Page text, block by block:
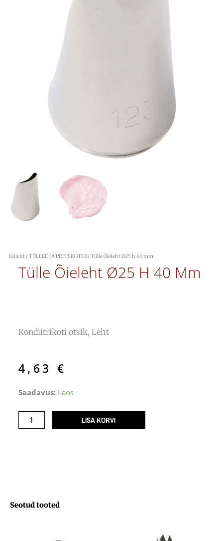
Esileht /TÜLLED JA PRITSKOTID / Tülle Õieleht Ø25 h 40 mm
Tülle Õieleht Ø25 H 40 Mm
Kondiitrikoti otsik, Leht
4,63 €
Saadavus: Laos
Tülle
Ø25
h
LISA KORVI
Seotud tooted